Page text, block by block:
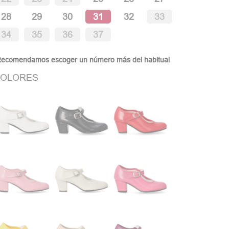
28
29 30 31 32
33
34
35 36 37
escoger un número más del habitual